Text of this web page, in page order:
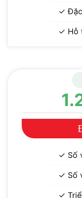
✓
✓ Hỗ
✓ Số
✓ Số
✓